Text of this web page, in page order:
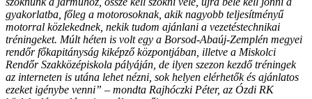
gyakorlatba, főleg a motorosoknak, akik nagyobb teljesítményű
motorral közlekednek, nekik tudom ajánlani a vezetéstechnikai
tréningeket. Múlt héten is volt egy a Borsod-Abaúj-Zemplén megyei
rendőr főkapitányság kiképző központjában, illetve a Miskolci
Rendőr Szakközépiskola pályáján, de ilyen szezon kezdő tréningek
az interneten is utána lehet nézni, sok helyen elérhetők és ajánlatos
ezeket igénybe venni” – mondta Rajhóczki Péter, az Ózdi RK